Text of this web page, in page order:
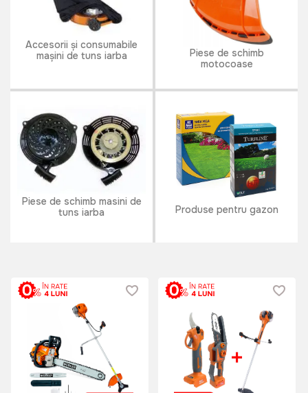
Accesorii și consumabile
mașini de tuns iarba
Piese de schimb
motocoase
Piese de schimb masini de
tuns iarba
Produse pentru gazon